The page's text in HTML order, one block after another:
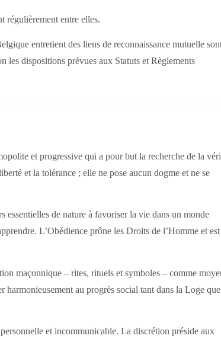
régulièrement entre elles.
entretient des liens de reconnaissance mutuelle
les dispositions prévues aux Statuts et Règlements
et progressive qui a pour but la recherche de la
et la tolérance ; elle ne pose aucun dogme et ne se
de nature à favoriser la vie dans un monde
L’Obédience prône les Droits de l’Homme et est
maçonnique – rites, rituels et symboles – comme
harmonieusement au progrès social tant dans la Loge que
et incommunicable. La discrétion préside aux